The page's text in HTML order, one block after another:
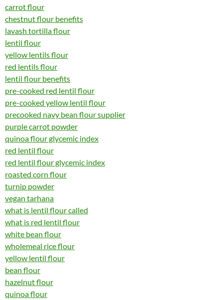
carrot flour
chestnut flour benefits
lavash tortilla flour
lentil flour
yellow lentils flour
red lentils flour
lentil flour benefits
pre-cooked red lentil flour
pre-cooked yellow lentil flour
precooked navy bean flour supplier
purple carrot powder
quinoa flour glycemic index
red lentil flour
red lentil flour glycemic index
roasted corn flour
turnip powder
vegan tarhana
what is lentil flour called
what is red lentil flour
white bean flour
wholemeal rice flour
yellow lentil flour
bean flour
hazelnut flour
quinoa flour